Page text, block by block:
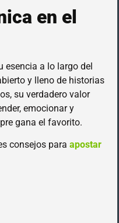
en el
esencia a lo largo del
y lleno de historias
su verdadero valor
emocionar y
gana el favorito.
consejos para apostar